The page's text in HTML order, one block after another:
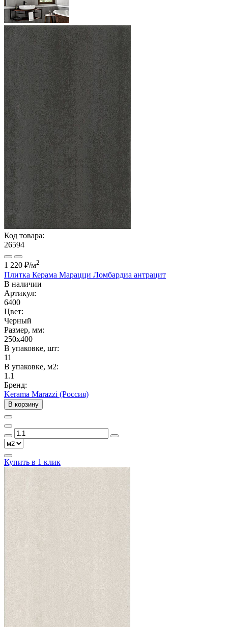
Код товара:
26594
1 220 ₽/м2
Плитка Керама Марацци Ломбардиа антрацит
В наличии
Артикул:
6400
Цвет:
Черный
Размер, мм:
250x400
В упаковке, шт:
11
В упаковке, м2:
1.1
Бренд:
Kerama Marazzi (Россия)
В корзину
Купить в 1 клик